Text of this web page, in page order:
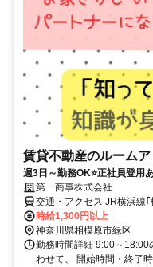
賃貸不動産のルーム
週3日～勤務OK⭐正社員登用
第一商事株式会社
交通・アクセス JR横浜線
OK
時給1,300円以上
神奈川県相模原市緑区
勤務時間詳細 9:00～
わせて、 開始時間・終了